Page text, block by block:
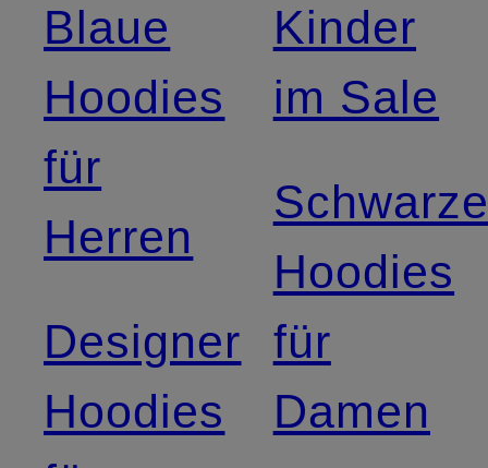
Blaue
Hoodies
für
Herren
Designer
Hoodies
Kinder
im Sale
Hoodies
für
Damen